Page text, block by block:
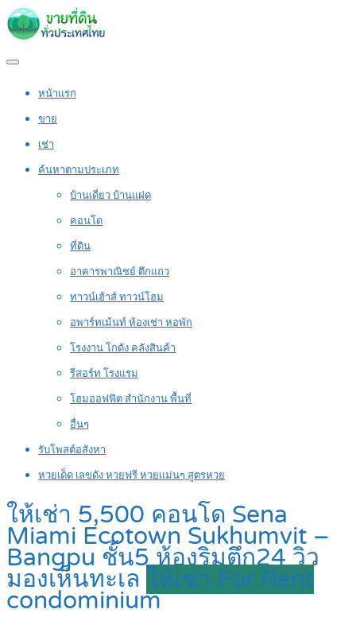
หน้าแรก
ขาย
เช่า
ค้นหาตามประเภท
บ้านเดี่ยว บ้านแฝด
คอนโด
ที่ดิน
อาคารพาณิชย์ ตึกแถว
ทาวน์เฮ้าส์ ทาวน์โฮม
อพาร์ทเม้นท์ ห้องเช่า หอพัก
โรงงาน โกดัง คลังสินค้า
รีสอร์ท โรงแรม
โฮมออฟฟิต สำนักงาน พื้นที่
อื่นๆ
รับโพสต์อสังหา
หวยเด็ด เลขดัง หวยฟรี หวยแม่นๆ สูตรหวย
ให้เช่า 5,500 คอนโด Sena
Miami Ecotown Sukhumvit –
Bangpu ชั้น5 ห้องริมตึก24 วิว
มองเห็นทะเล ให้เช่า For Rent
condominium